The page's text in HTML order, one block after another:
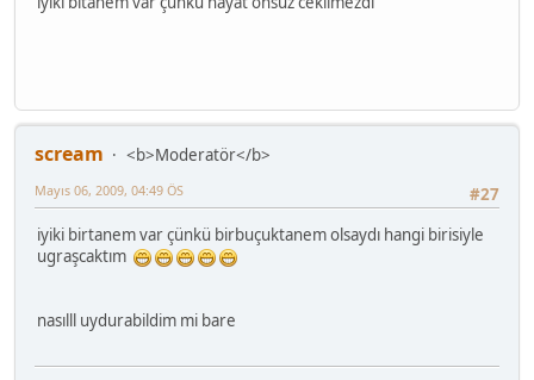
scream
<b>Moderatör</b>
#27
Mayıs 06, 2009, 04:49 ÖS
iyiki birtanem var çünkü birbuçuktanem olsaydı hangi birisiyle
ugraşcaktım
nasılll uydurabildim mi bare